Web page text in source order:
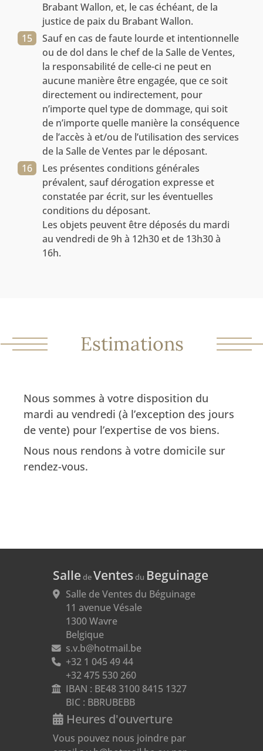
Brabant Wallon, et, le cas échéant, de la
justice de paix du Brabant Wallon.
Sauf en cas de faute lourde et intentionnelle
ou de dol dans le chef de la Salle de Ventes,
la responsabilité de celle-ci ne peut en
aucune manière être engagée, que ce soit
directement ou indirectement, pour
n’importe quel type de dommage, qui soit
de n’importe quelle manière la conséquence
de l’accès à et/ou de l’utilisation des services
de la Salle de Ventes par le déposant.
Les présentes conditions générales
prévalent, sauf dérogation expresse et
constatée par écrit, sur les éventuelles
conditions du déposant.
Les objets peuvent être déposés du mardi
au vendredi de 9h à 12h30 et de 13h30 à
16h.
Estimations
Nous sommes à votre disposition du
mardi au vendredi (à l’exception des jours
de vente) pour l’expertise de vos biens.
Nous nous rendons à votre domicile sur
rendez-vous.
Salle deVentesdu Beguinage
Salle de Ventes du Béguinage
11 avenue Vésale
1300 Wavre
Belgique
s.v.b@hotmail.be
+32 1 045 49 44
+32 475 530 260
IBAN : BE48 3100 8415 1327
BIC : BBRUBEBB
Heures d'ouverture
Vous pouvez nous joindre par